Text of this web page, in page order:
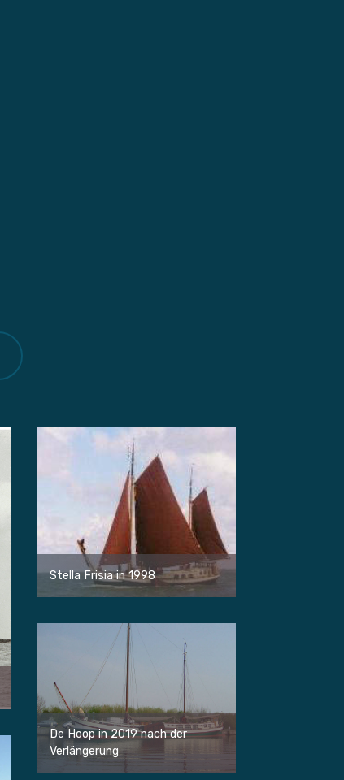
Stella Frisia in 1998
De Hoop in 2019 nach der
Verlängerung